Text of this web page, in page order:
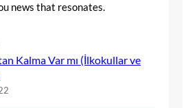
news that resonates.
Kalma Var mı (İlkokullar ve